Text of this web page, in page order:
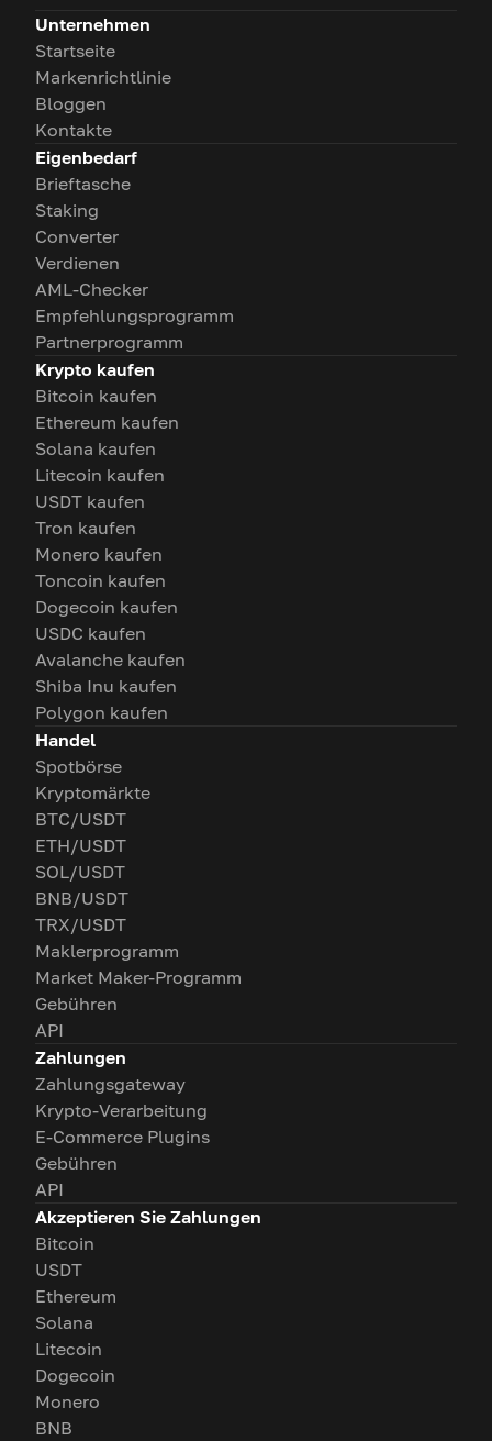
Unternehmen
Startseite
Markenrichtlinie
Bloggen
Kontakte
Eigenbedarf
Brieftasche
Staking
Converter
Verdienen
AML-Checker
Empfehlungsprogramm
Partnerprogramm
Krypto kaufen
Bitcoin kaufen
Ethereum kaufen
Solana kaufen
Litecoin kaufen
USDT kaufen
Tron kaufen
Monero kaufen
Toncoin kaufen
Dogecoin kaufen
USDC kaufen
Avalanche kaufen
Shiba Inu kaufen
Polygon kaufen
Handel
Spotbörse
Kryptomärkte
BTC/USDT
ETH/USDT
SOL/USDT
BNB/USDT
TRX/USDT
Maklerprogramm
Market Maker-Programm
Gebühren
API
Zahlungen
Zahlungsgateway
Krypto-Verarbeitung
E-Commerce Plugins
Gebühren
API
Akzeptieren Sie Zahlungen
Bitcoin
USDT
Ethereum
Solana
Litecoin
Dogecoin
Monero
BNB